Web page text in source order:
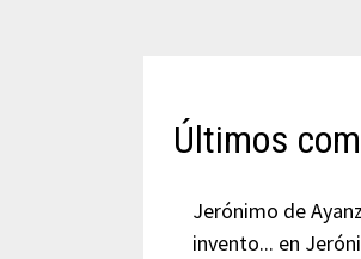
Últimos
Jerónimo de
invento... en